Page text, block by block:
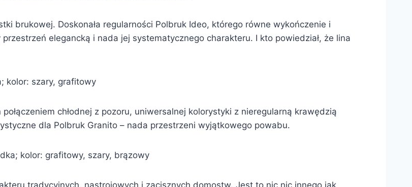
brukowej. Doskonała regularności Polbruk Ideo, którego równe wykończenie i
elegancką i nada jej systematycznego charakteru. I kto powiedział, że lina
kolor: szary, grafitowy
chłodnej z pozoru, uniwersalnej kolorystyki z nieregularną krawędzią
dla Polbruk Granito – nada przestrzeni wyjątkowego powabu.
kolor: grafitowy, szary, brązowy
tradycyjnych, nastrojowych i zacisznych domostw. Jest to nic nic innego jak